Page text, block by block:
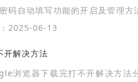
码自动填写功能的开启及管理方
常用网站。
2025-06-13
开解决方法
浏览器下载完打不开解决方法